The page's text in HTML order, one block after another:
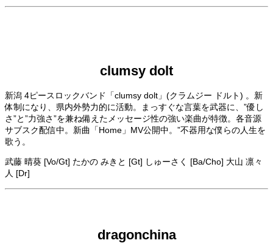
clumsy dolt
新潟 4ピースロックバンド「clumsy dolt」(クラムジー ドルト) 。新
体制になり、県内外勢力的に活動。まっすぐな言葉を武器に、”優し
さ”と”力強さ”を兼ね備えたメッセージ性の強い楽曲が特徴。各音源
サブスク配信中。新曲「Home」MV公開中。”不器用な僕らの人生を
歌う。
武藤 晴葵 [Vo/Gt] たかの みきと [Gt] しゅーさく [Ba/Cho] 大山 凛々
人 [Dr]
dragonchina